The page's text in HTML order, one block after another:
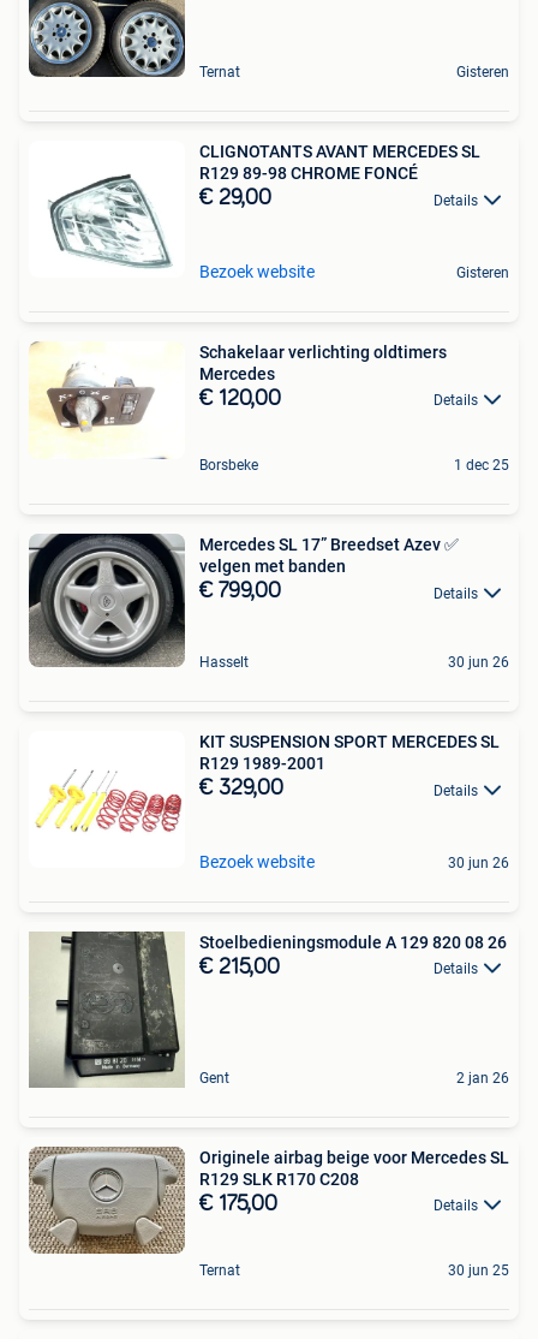
Ternat Gisteren
CLIGNOTANTS AVANT MERCEDES SL
R129 89-98 CHROME FONCÉ
€ 29,00 Details
Bezoek website Gisteren
Schakelaar verlichting oldtimers
Mercedes
€ 120,00 Details
Borsbeke 1 dec 25
Mercedes SL 17” Breedset Azev ✅
velgen met banden
€ 799,00 Details
Hasselt 30 jun 26
KIT SUSPENSION SPORT MERCEDES SL
R129 1989-2001
€ 329,00 Details
Bezoek website 30 jun 26
Stoelbedieningsmodule A 129 820 08 26
€ 215,00 Details
Gent 2 jan 26
Originele airbag beige voor Mercedes SL
R129 SLK R170 C208
€ 175,00 Details
Ternat 30 jun 25